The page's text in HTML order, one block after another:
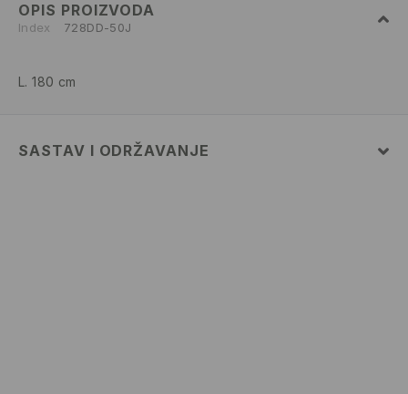
OPIS PROIZVODA
Index 728DD-50J
L. 180 cm
SASTAV I ODRŽAVANJE